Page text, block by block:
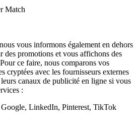
Match
vous informons également en dehors
des promotions et vous affichons des
ce faire, nous comparons vos
cryptées avec les fournisseurs externes
canaux de publicité en ligne si vous
:
LinkedIn, Pinterest, TikTok